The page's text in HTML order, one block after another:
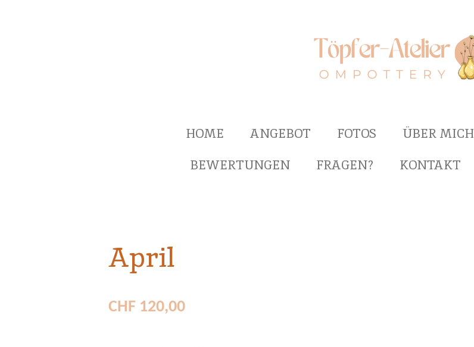
HOME ANGEBOT FOTOS ÜBER MICH
BEWERTUNGEN
FRAGEN? KONTAKT
April
CHF 120,00